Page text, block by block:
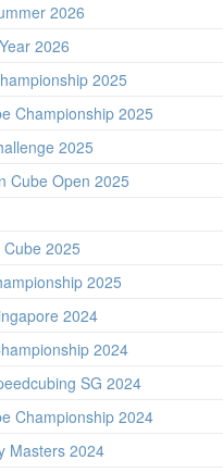
2026
2026
2025
Championship 2025
2025
Cube Open 2025
2025
2025
2024
2024
SG 2024
Championship 2024
Masters 2024